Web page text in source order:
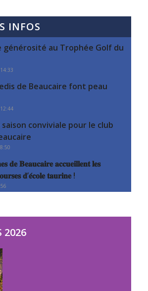
INFOS
générosité au Trophée Golf du
de Beaucaire font peau
conviviale pour le club
𝐝𝐞 𝐁𝐞𝐚𝐮𝐜𝐚𝐢𝐫𝐞 𝐚𝐜𝐜𝐮𝐞𝐢𝐥𝐥𝐞𝐧𝐭 𝐥𝐞𝐬
𝐝’𝐞́𝐜𝐨𝐥𝐞 𝐭𝐚𝐮𝐫𝐢𝐧𝐞 !
2026